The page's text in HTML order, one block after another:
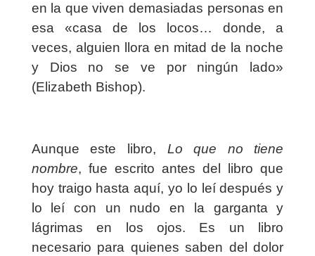
en la que viven demasiadas personas en
esa «casa de los locos… donde, a
veces, alguien llora en mitad de la noche
y Dios no se ve por ningún lado»
(Elizabeth Bishop).
Aunque este libro, Lo que no tiene
nombre, fue escrito antes del libro que
hoy traigo hasta aquí, yo lo leí después y
lo leí con un nudo en la garganta y
lágrimas en los ojos. Es un libro
necesario para quienes saben del dolor